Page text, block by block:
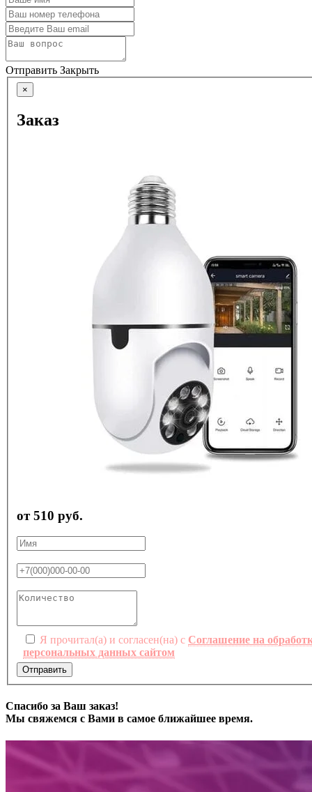
Отправить Закрыть
×
Заказ
от 510 руб.
Я прочитал(а) и согласен(на) с Соглашение на
персональных данных сайтом
Отправить
Спасибо за Ваш заказ!
Мы свяжемся с Вами в самое ближайшее время.